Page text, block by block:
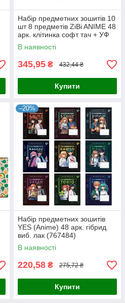
Набір предметних зошитів 10
шт 8 предметів ZiBi ANIME 48
арк. клітинка софт тач + УФ
лак (ZB.1704-99)
В наявності
345,95 ₴ 432,44 ₴
Купити
–20%
Набір предметних зошитів
YES (Anime) 48 арк. гібрид.
виб. лак (767484)
В наявності
220,58 ₴ 275,72 ₴
Купити